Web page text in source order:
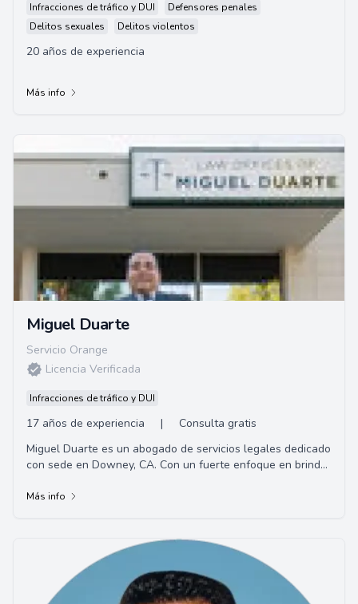
Infracciones de tráfico y DUI
Defensores penales
Delitos sexuales
Delitos violentos
20 años de experiencia
Más info
Miguel Duarte
Servicio Orange
Licencia Verificada
Infracciones de tráfico y DUI
17 años de experiencia |
Consulta gratis
Miguel Duarte es un abogado de servicios legales dedicado
con sede en Downey, CA. Con un fuerte enfoque en brindar
Más info